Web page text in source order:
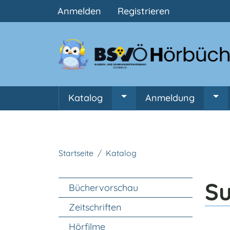
Benutzermenü
Anmelden Registrieren
Hauptnavigation
Katalog Untermenü von Katalog
Anmeldung
Startseite Katalog
Unter Navigation
Büchervorschau
Zeitschriften
Hörfilme